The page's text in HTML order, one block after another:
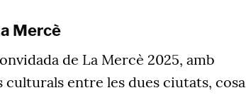
Mercè
de La Mercè 2025, amb
entre les dues ciutats, cosa